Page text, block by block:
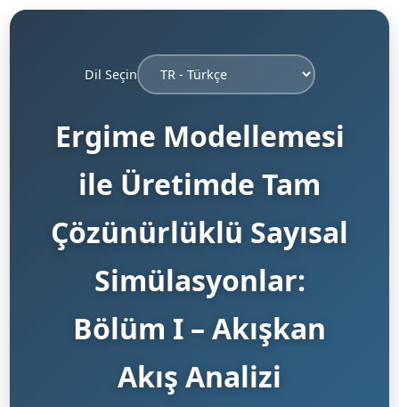
Dil Seçin
Ergime Modellemesi
ile Üretimde Tam
Çözünürlüklü Sayısal
Simülasyonlar:
Bölüm I – Akışkan
Akış Analizi